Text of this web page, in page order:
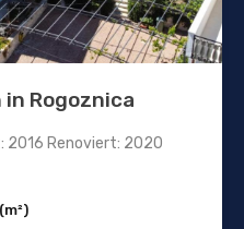
Rogoznica
2016 Renoviert: 2020